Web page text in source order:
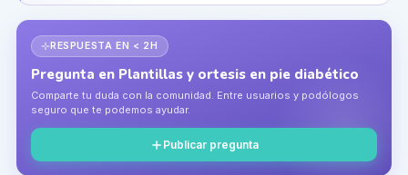
muchos problemas. Lo que…
RESPUESTA EN < 2H
Pregunta en Plantillas y ortesis en pie diabético
Comparte tu duda con la comunidad. Entre usuarios y podólogos
seguro que te podemos ayudar.
Publicar pregunta